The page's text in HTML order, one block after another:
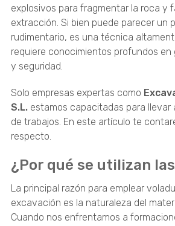
explosivos para fragmentar la roca y
extracción. Si bien puede parecer un
rudimentario, es una técnica
requiere conocimientos profundos en
y seguridad.
Solo empresas expertas como
S.L.estamos capacitadas para llevar
de trabajos. En este artículo te
respecto.
¿Por qué se utilizan
La principal razón para emplear
excavación es la naturaleza del
Cuando nos enfrentamos a